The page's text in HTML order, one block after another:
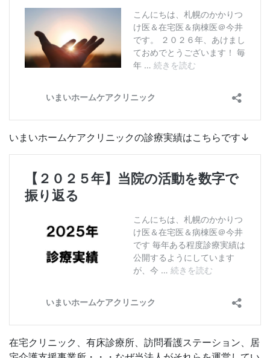
いまいホームケアクリニックの診療実績はこちらです↓
在宅クリニック、有床診療所、訪問看護ステーション、居